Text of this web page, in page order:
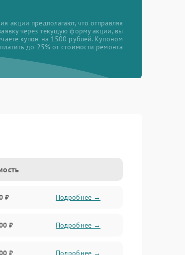
акции предполагают, что отправляя
через текущую форму акции, вы
купон на 1500 рублей. Купоном
до 25% от стоимости ремонта
₽ Подробнее →
₽ Подробнее →
₽ Подробнее →